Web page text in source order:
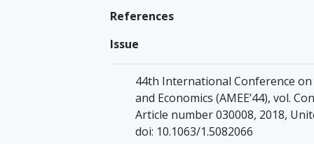
References
Issue
44th International Conference
and Economics (AMEE’44), vol.
Article number 030008, 2018,
doi: 10.1063/1.5082066